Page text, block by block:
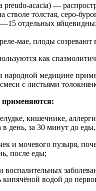
preudo-acacia) —
толстая, серо-
отдельных
мае, плоды
как
народной медицине
с листьями
применяются:
кишечнике,
день, за 30 минут до
и мочевого пузыря,
после еды;
кипячёной водой до